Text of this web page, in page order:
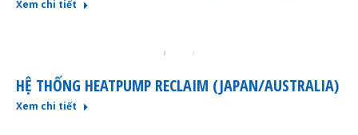
Xem chi tiết
HỆ THỐNG HEATPUMP RECLAIM (JAPAN/AUSTRALIA)
Xem chi tiết